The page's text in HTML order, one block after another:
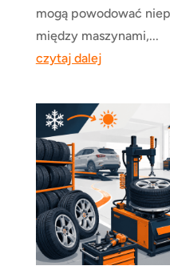
mogą powodować
między maszynami,...
czytaj dalej